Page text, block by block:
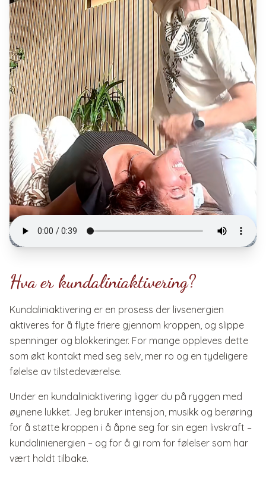
Hva er kundaliniaktivering?
Kundaliniaktivering er en prosess der livsenergien
aktiveres for å flyte friere gjennom kroppen, og slippe
spenninger og blokkeringer. For mange oppleves dette
som økt kontakt med seg selv, mer ro og en tydeligere
følelse av tilstedeværelse.
Under en kundaliniaktivering ligger du på ryggen med
øynene lukket. Jeg bruker intensjon, musikk og berøring
for å støtte kroppen i å åpne seg for sin egen livskraft –
kundalinienergien – og for å gi rom for følelser som har
vært holdt tilbake.